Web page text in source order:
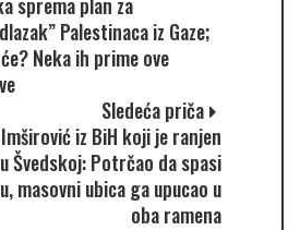
Palestinaca iz Gaze;
Neka ih prime ove
Sledeća priča
iz BiH koji je ranjen
Švedskoj: Potrčao da spasi
masovni ubica ga upucao u
oba ramena